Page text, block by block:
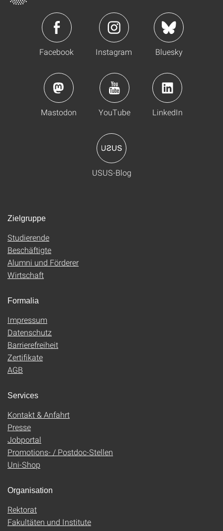
Facebook Instagram Bluesky
Mastodon YouTube LinkedIn
USUS-Blog
Zielgruppe
Studierende
Beschäftigte
Alumni und Förderer
Wirtschaft
Formalia
Impressum
Datenschutz
Barrierefreiheit
Zertifikate
AGB
Services
Kontakt & Anfahrt
Presse
Jobportal
Promotions- / Postdoc-Stellen
Uni-Shop
Organisation
Rektorat
Fakultäten und Institute